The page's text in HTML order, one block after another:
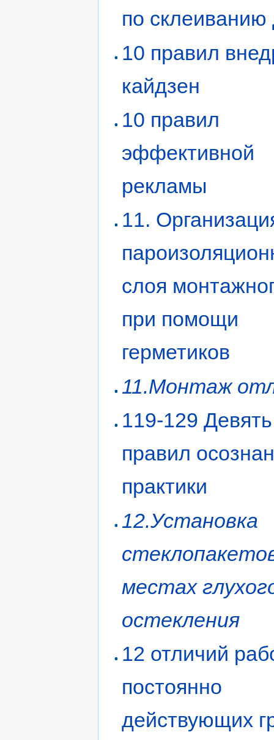
по склеиванию
10 правил
кайдзен
10 правил
эффективной
рекламы
11.
слоя
при помощи
герметиков
11.Монтаж
119-129 Девять
правил
практики
12.Установка
местах
остекления
12 отличий
постоянно
действующих